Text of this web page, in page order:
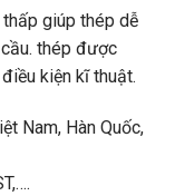
thấp giúp thép dễ
thép được
kiện kĩ thuật.
Nam, Hàn Quốc,